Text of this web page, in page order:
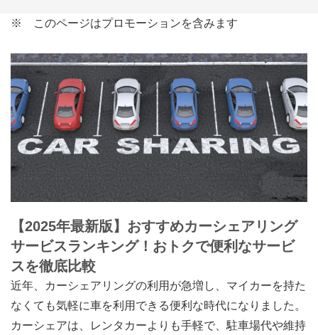
※ このページはプロモーションを含みます
【2025年最新版】おすすめカーシェアリング
サービスランキング！おトクで便利なサービ
スを徹底比較
近年、カーシェアリングの利用が急増し、マイカーを持た
なくても気軽に車を利用できる便利な時代になりました。
カーシェアは、レンタカーよりも手軽で、駐車場代や維持